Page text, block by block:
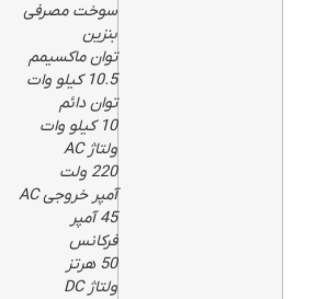
سوخت مصرفی
بنزین
توان ماکسیمم
10.5 کیلو وات
توان دائم
10 کیلو وات
ولتاژ AC
220 ولت
آمپر خروجی AC
45 آمپر
فرکانس
50 هرتز
ولتاژ DC